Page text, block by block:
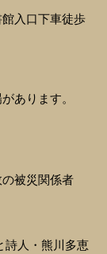
入口下車徒歩
あります。
被災関係者
詩人・熊川多恵